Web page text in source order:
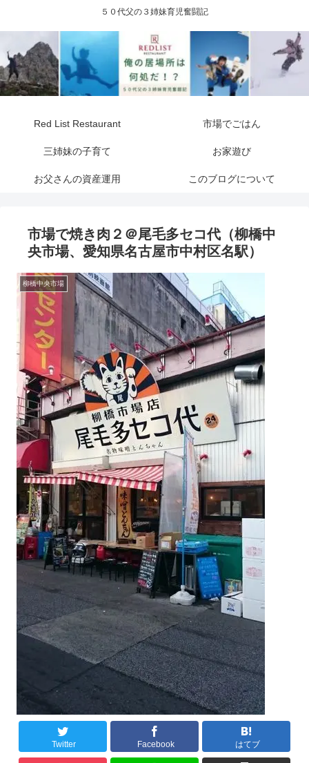
５０代父の３姉妹育児奮闘記
Red List Restaurant 市場でごはん
三姉妹の子育て お家遊び
お父さんの資産運用 このブログについて
市場で焼き肉２＠尾毛多セコ代（柳橋中
央市場、愛知県名古屋市中村区名駅）
柳橋中央市場
Twitter Facebook はてブ